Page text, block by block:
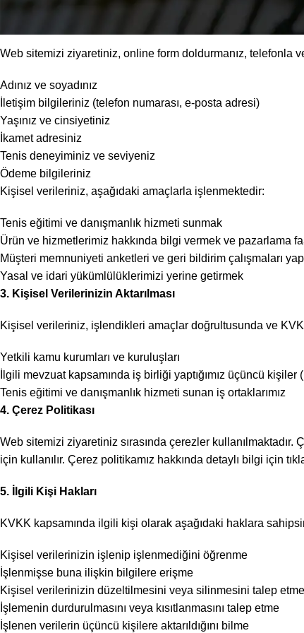
2. Kişisel Verilerinizin Toplanması ve İşlenmesi
Web sitemizi ziyaretiniz, online form doldurmanız, telefonla
Adınız ve soyadınız
İletişim bilgileriniz (telefon numarası, e-posta adresi)
Yaşınız ve cinsiyetiniz
İkamet adresiniz
Tenis deneyiminiz ve seviyeniz
Ödeme bilgileriniz
Kişisel verileriniz, aşağıdaki amaçlarla işlenmektedir:
Tenis eğitimi ve danışmanlık hizmeti sunmak
Ürün ve hizmetlerimiz hakkında bilgi vermek ve pazarlama
Müşteri memnuniyeti anketleri ve geri bildirim çalışmaları
Yasal ve idari yükümlülüklerimizi yerine getirmek
3. Kişisel Verilerinizin Aktarılması
Kişisel verileriniz, işlendikleri amaçlar doğrultusunda ve
Yetkili kamu kurumları ve kuruluşları
İlgili mevzuat kapsamında iş birliği yaptığımız üçüncü
Tenis eğitimi ve danışmanlık hizmeti sunan iş ortaklarımız
4. Çerez Politikası
Web sitemizi ziyaretiniz sırasında çerezler
için kullanılır. Çerez politikamız hakkında detaylı bilgi için
5. İlgili Kişi Hakları
KVKK kapsamında ilgili kişi olarak aşağıdaki haklara
Kişisel verilerinizin işlenip işlenmediğini öğrenme
İşlenmişse buna ilişkin bilgilere erişme
Kişisel verilerinizin düzeltilmesini veya silinmesini talep etme
İşlemenin durdurulmasını veya kısıtlanmasını talep etme
İşlenen verilerin üçüncü kişilere aktarıldığını bilme